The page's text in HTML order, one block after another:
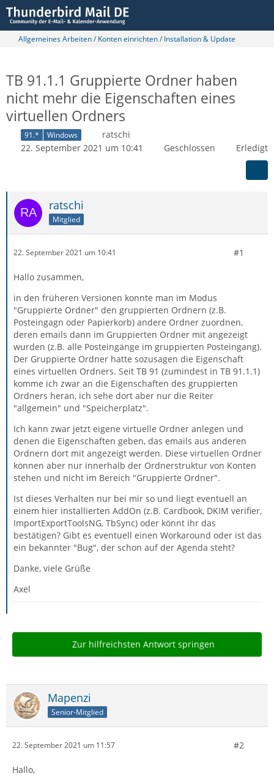
Allgemeines Arbeiten / Konten einrichten / Installation & Update
TB 91.1.1 Gruppierte Ordner haben
nicht mehr die Eigenschaften eines
virtuellen Ordners
91.* Windows
ratschi
22. September 2021 um 10:41
Geschlossen Erledigt
ratschi
Mitglied
22. September 2021 um 10:41 #1
Hallo zusammen,
in den früheren Versionen konnte man im Modus
"Gruppierte Ordner" den gruppierten Ordnern (z.B.
Posteingagn oder Papierkorb) andere Ordner zuordnen,
deren emails dann im Gruppierten Ordner mit angezeigt
wurden (z.B. alle Posteingänge im gruppierten Posteingang).
Der Gruppierte Ordner hatte sozusagen die Eigenschaft
eines virtuellen Ordners. Seit TB 91 (zumindest in TB 91.1.1)
komme ich zwar an die Eigenschaften des gruppierten
Ordners heran, ich sehe dort aber nur die Reiter
"allgemein" und "Speicherplatz".
Ich kann zwar jetzt eigene virtuelle Ordner anlegen und
denen die Eigenschaften geben, das emails aus anderen
Ordnern dort mit angezeigt werden. Diese virtuellen Ordner
können aber nur innerhalb der Ordnerstruktur von Konten
stehen und nicht im Bereich "Gruppierte Ordner".
Ist dieses Verhalten nur bei mir so und liegt eventuell an
einem hier installierten AddOn (z.B. Cardbook, DKIM verifier,
ImportExportToolsNG, TbSync) oder könnt ihr das
bestätigen? Gibt es eventuell einen Workaround oder ist das
ein bekannter "Bug", der schon auf der Agenda steht?
Danke, viele Grüße
Axel
Zur hilfreichsten Antwort springen
Mapenzi
Senior-Mitglied
22. September 2021 um 11:57 #2
Hallo,